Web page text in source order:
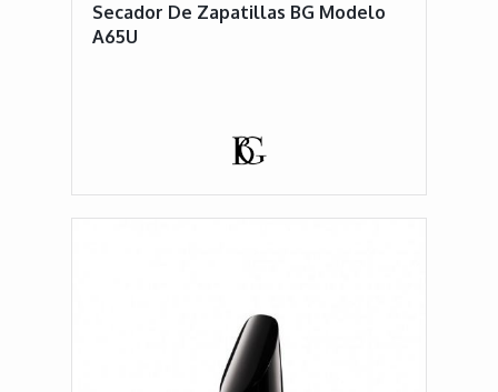
Secador De Zapatillas BG Modelo
A65U